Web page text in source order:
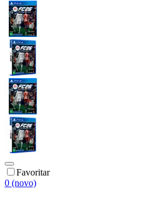
Favoritar
0 (novo)